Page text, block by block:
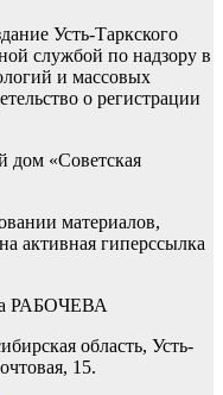
Усть-Таркского
службой по надзору в
и массовых
о регистрации
дом «Советская
материалов,
активная гиперссылка
РАБОЧЕВА
область, Усть-
15.